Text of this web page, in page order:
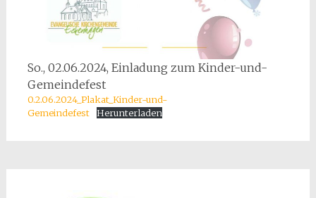
So., 02.06.2024, Einladung zum Kinder-und-
Gemeindefest
0.2.06.2024_Plakat_Kinder-und-
Gemeindefest
Herunterladen